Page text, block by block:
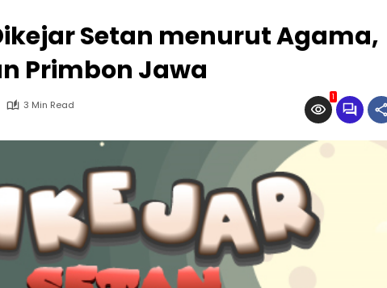
Setan menurut Agama,
Primbon Jawa
3 Min Read
1